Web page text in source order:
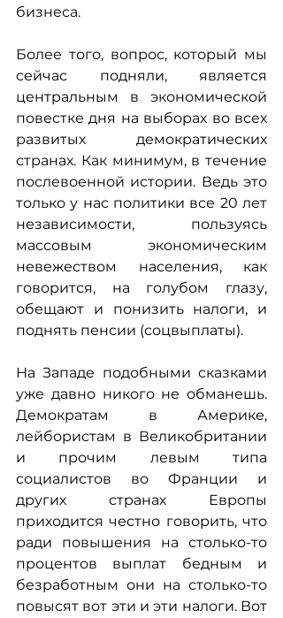
бизнеса.
Более того, вопрос, который мы
сейчас подняли, является
центральным в экономической
повестке дня на выборах во всех
развитых демократических
странах. Как минимум, в течение
послевоенной истории. Ведь это
только у нас политики все 20 лет
независимости, пользуясь
массовым экономическим
невежеством населения, как
говорится, на голубом глазу,
обещают и понизить налоги, и
поднять пенсии (соцвыплаты).
На Западе подобными сказками
уже давно никого не обманешь.
Демократам в Америке,
лейбористам в Великобритании
и прочим левым типа
социалистов во Франции и
других странах Европы
приходится честно говорить, что
ради повышения на столько-то
процентов выплат бедным и
безработным они на столько-то
повысят вот эти и эти налоги. Вот